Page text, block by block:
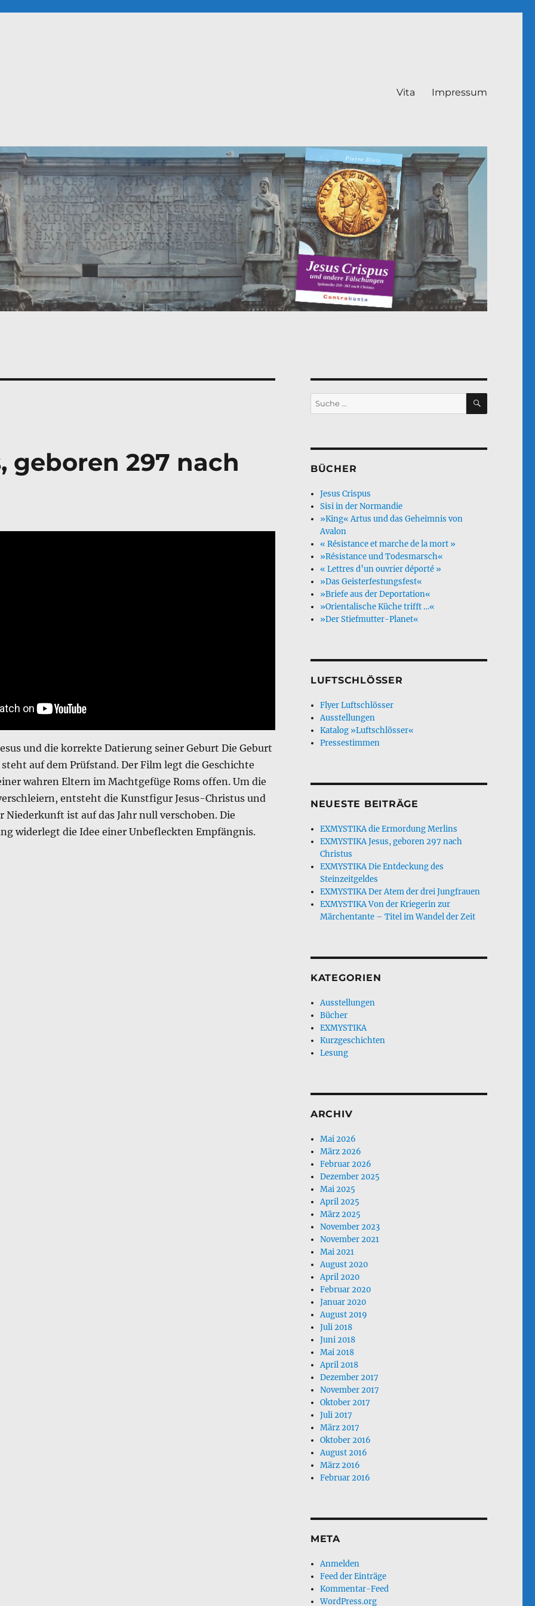
Vita Impressum
geboren 297 nach
und die korrekte Datierung seiner Geburt Die Geburt
auf dem Prüfstand. Der Film legt die Geschichte
wahren Eltern im Machtgefüge Roms offen. Um die
entsteht die Kunstfigur Jesus-Christus und
Niederkunft ist auf das Jahr null verschoben. Die
widerlegt die Idee einer Unbefleckten Empfängnis.
Suche
nach:
SUCHEN
BÜCHER
Jesus Crispus
Sisi in der Normandie
»King« Artus und das Geheimnis von
Avalon
« Résistance et marche de la mort »
»Résistance und Todesmarsch«
« Lettres d’un ouvrier déporté »
»Das Geisterfestungsfest«
»Briefe aus der Deportation«
»Orientalische Küche trifft …«
»Der Stiefmutter-Planet«
LUFTSCHLÖSSER
Flyer Luftschlösser
Ausstellungen
Katalog »Luftschlösser«
Pressestimmen
NEUESTE BEITRÄGE
EXMYSTIKA die Ermordung Merlins
EXMYSTIKA Jesus, geboren 297 nach
Christus
EXMYSTIKA Die Entdeckung des
Steinzeitgeldes
EXMYSTIKA Der Atem der drei Jungfrauen
EXMYSTIKA Von der Kriegerin zur
Märchentante – Titel im Wandel der Zeit
KATEGORIEN
Ausstellungen
Bücher
EXMYSTIKA
Kurzgeschichten
Lesung
ARCHIV
Mai 2026
März 2026
Februar 2026
Dezember 2025
Mai 2025
April 2025
März 2025
November 2023
November 2021
Mai 2021
August 2020
April 2020
Februar 2020
Januar 2020
August 2019
Juli 2018
Juni 2018
Mai 2018
April 2018
Dezember 2017
November 2017
Oktober 2017
Juli 2017
März 2017
Oktober 2016
August 2016
März 2016
Februar 2016
META
Anmelden
Feed der Einträge
Kommentar-Feed
WordPress.org